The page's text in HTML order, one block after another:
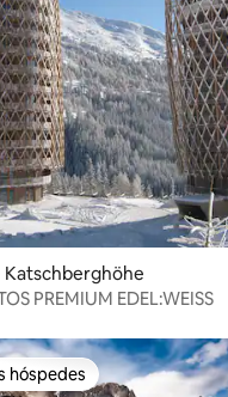
Katschberghöhe
PREMIUM EDEL:WEISS
hóspedes
hóspedes